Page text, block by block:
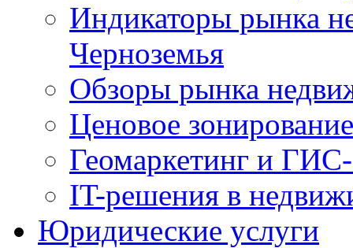
Индикаторы рынка
Черноземья
Обзоры рынка
Ценовое зонирование
Геомаркетинг и
IT-решения в
Юридические услуги